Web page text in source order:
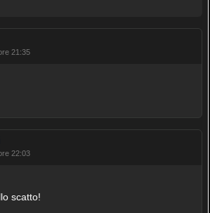
21:35
22:03
scatto!